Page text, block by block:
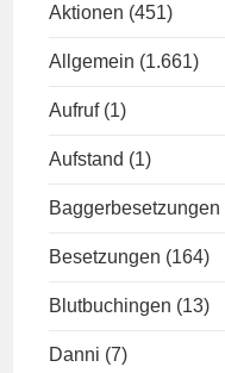
Aktionen (451)
Allgemein (1.661)
Aufruf (1)
Aufstand (1)
Baggerbesetzungen
Besetzungen (164)
Blutbuchingen (13)
Danni (7)